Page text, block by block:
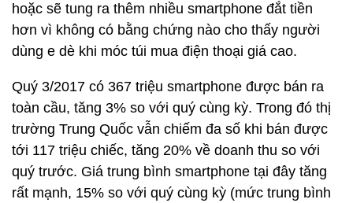
hoặc sẽ tung ra thêm nhiều smartphone đắt tiền
hơn vì không có bằng chứng nào cho thấy người
dùng e dè khi móc túi mua điện thoại giá cao.
Quý 3/2017 có 367 triệu smartphone được bán ra
toàn cầu, tăng 3% so với quý cùng kỳ. Trong đó thị
trường Trung Quốc vẫn chiếm đa số khi bán được
tới 117 triệu chiếc, tăng 20% về doanh thu so với
quý trước. Giá trung bình smartphone tại đây tăng
rất mạnh, 15% so với quý cùng kỳ (mức trung bình